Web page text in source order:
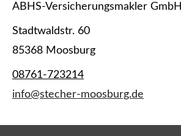
ABHS-Ver­sicherungs­makler GmbH
Stadtwaldstr. 60
85368 Moosburg
08761-723214
info@stecher-moosburg.de